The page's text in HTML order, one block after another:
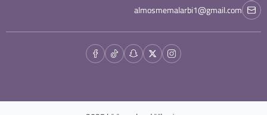
almosmemalarbi1@gmail.com